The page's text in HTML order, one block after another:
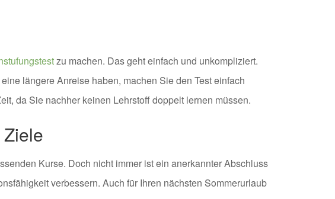
zu machen. Das geht einfach und unkompliziert.
längere Anreise haben, machen Sie den Test einfach
da Sie nachher keinen Lehrstoff doppelt lernen müssen.
Kurse. Doch nicht immer ist ein anerkannter Abschluss
verbessern. Auch für Ihren nächsten Sommerurlaub